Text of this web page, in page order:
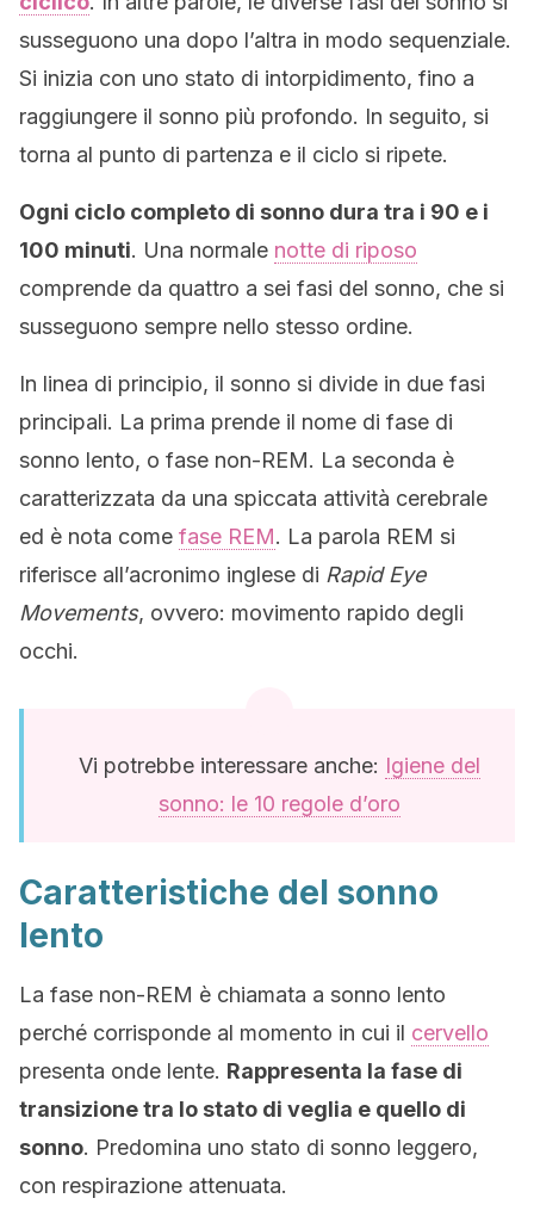
susseguono una dopo l’altra in modo sequenziale.
Si inizia con uno stato di intorpidimento, fino a
raggiungere il sonno più profondo. In seguito, si
torna al punto di partenza e il ciclo si ripete.
Ogni ciclo completo di sonno dura tra i 90 e i
100 minuti. Una normale notte di riposo
comprende da quattro a sei fasi del sonno, che si
susseguono sempre nello stesso ordine.
In linea di principio, il sonno si divide in due fasi
principali. La prima prende il nome di fase di
sonno lento, o fase non-REM. La seconda è
caratterizzata da una spiccata attività cerebrale
ed è nota come fase REM. La parola REM si
riferisce all’acronimo inglese di Rapid Eye
Movements, ovvero: movimento rapido degli
occhi.
Vi potrebbe interessare anche: Igiene del
sonno: le 10 regole d’oro
Caratteristiche del sonno
lento
La fase non-REM è chiamata a sonno lento
perché corrisponde al momento in cui il cervello
presenta onde lente. Rappresenta la fase di
transizione tra lo stato di veglia e quello di
sonno. Predomina uno stato di sonno leggero,
con respirazione attenuata.